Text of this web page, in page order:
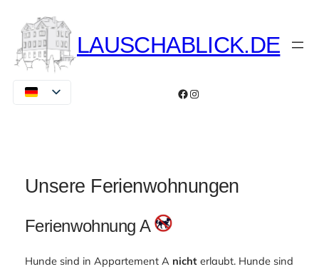
Inhalt
springen
LAUSCHABLICK.DE
Facebook
Instagram
Unsere Ferienwohnungen
Ferienwohnung A
Hunde sind in Appartement A nicht erlaubt. Hunde sind